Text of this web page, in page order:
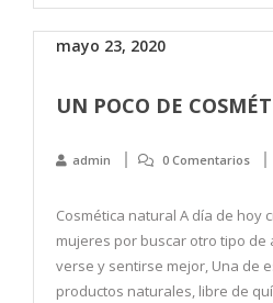
mayo 23, 2020
UN POCO DE
admin 0 Comentarios
Cosmética natural A día de hoy
mujeres por buscar otro tipo
verse y sentirse mejor, Una de
productos naturales, libre de